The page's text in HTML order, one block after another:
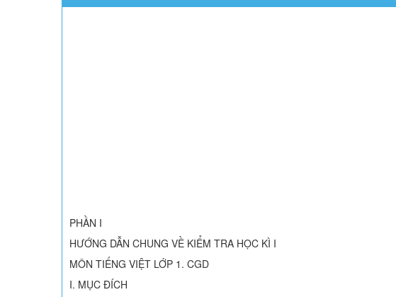
PHẦN I
HƯỚNG DẪN CHUNG VỀ KIỂM TRA HỌC KÌ I
MÔN TIẾNG VIỆT LỚP 1. CGD
I. MỤC ĐÍCH